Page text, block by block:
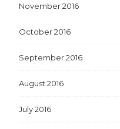
November 2016
October 2016
September 2016
August 2016
July 2016